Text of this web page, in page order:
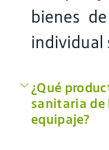
bienes
individual
¿Qué
sanitaria de
equipaje?